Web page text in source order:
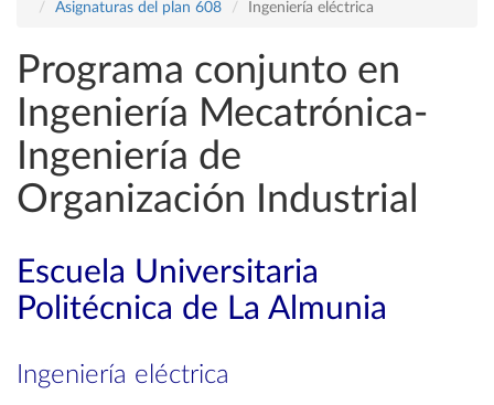
Asignaturas del plan 608
Ingeniería eléctrica
Programa conjunto en
Ingeniería Mecatrónica-
Ingeniería de
Organización Industrial
Escuela Universitaria
Politécnica de La Almunia
Ingeniería eléctrica